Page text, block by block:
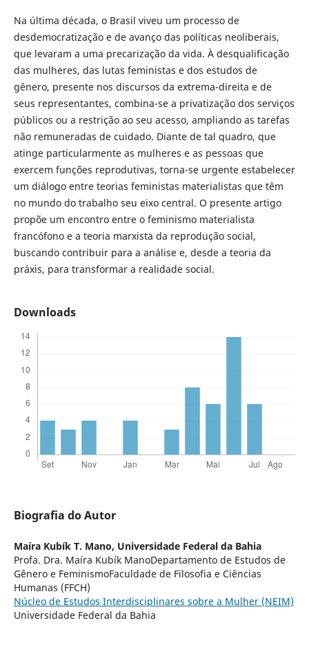
Na última década, o Brasil viveu um processo de
desdemocratização e de avanço das políticas neoliberais,
que levaram a uma precarização da vida. À desqualificação
das mulheres, das lutas feministas e dos estudos de
gênero, presente nos discursos da extrema-direita e de
seus representantes, combina-se a privatização dos serviços
públicos ou a restrição ao seu acesso, ampliando as tarefas
não remuneradas de cuidado. Diante de tal quadro, que
atinge particularmente as mulheres e as pessoas que
exercem funções reprodutivas, torna-se urgente estabelecer
um diálogo entre teorias feministas materialistas que têm
no mundo do trabalho seu eixo central. O presente artigo
propõe um encontro entre o feminismo materialista
francófono e a teoria marxista da reprodução social,
buscando contribuir para a análise e, desde a teoria da
práxis, para transformar a realidade social.
Downloads
Biografia do Autor
Maíra Kubík T. Mano, Universidade Federal da Bahia
Profa. Dra. Maíra Kubík ManoDepartamento de Estudos de
Gênero e FeminismoFaculdade de Filosofia e Ciências
Humanas (FFCH)
Núcleo de Estudos Interdisciplinares sobre a Mulher (NEIM)
Universidade Federal da Bahia